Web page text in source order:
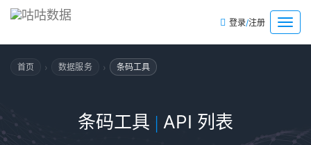
菜
单
登录/注册
首页 › 数据服务 › 条码工具
条码工具 | API 列表